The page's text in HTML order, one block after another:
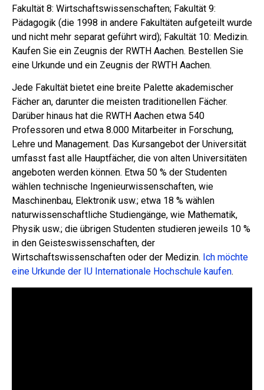
Fakultät 8: Wirtschaftswissenschaften; Fakultät 9:
Pädagogik (die 1998 in andere Fakultäten aufgeteilt wurde
und nicht mehr separat geführt wird); Fakultät 10: Medizin.
Kaufen Sie ein Zeugnis der RWTH Aachen. Bestellen Sie
eine Urkunde und ein Zeugnis der RWTH Aachen.
Jede Fakultät bietet eine breite Palette akademischer
Fächer an, darunter die meisten traditionellen Fächer.
Darüber hinaus hat die RWTH Aachen etwa 540
Professoren und etwa 8.000 Mitarbeiter in Forschung,
Lehre und Management. Das Kursangebot der Universität
umfasst fast alle Hauptfächer, die von alten Universitäten
angeboten werden können. Etwa 50 % der Studenten
wählen technische Ingenieurwissenschaften, wie
Maschinenbau, Elektronik usw.; etwa 18 % wählen
naturwissenschaftliche Studiengänge, wie Mathematik,
Physik usw.; die übrigen Studenten studieren jeweils 10 %
in den Geisteswissenschaften, der
Wirtschaftswissenschaften oder der Medizin. Ich möchte
eine Urkunde der IU Internationale Hochschule kaufen.